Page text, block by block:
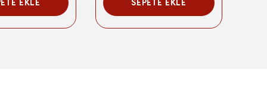
EKLE SEPETE EKLE